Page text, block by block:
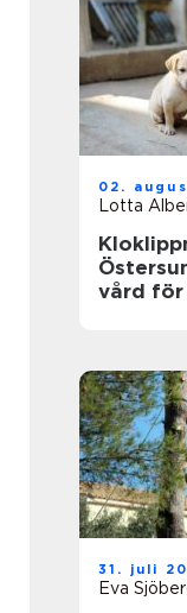
02.
Lotta
Östersund
vård för
31. juli
Eva